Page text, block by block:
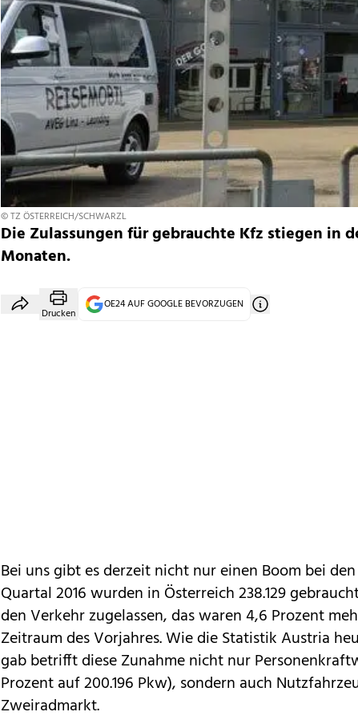
© TZ ÖSTERREICH/SCHWARZL
Die Zulassungen für gebrauchte Kfz stiegen in
Monaten.
Drucken
OE24 AUF GOOGLE BEVORZUGEN
Bei uns gibt es derzeit nicht nur einen Boom bei
Quartal 2016 wurden in Österreich 238.129
den Verkehr zugelassen, das waren 4,6 Prozent
Zeitraum des Vorjahres. Wie die Statistik Austria
gab betrifft diese Zunahme nicht nur
Prozent auf 200.196 Pkw), sondern auch
Zweiradmarkt.